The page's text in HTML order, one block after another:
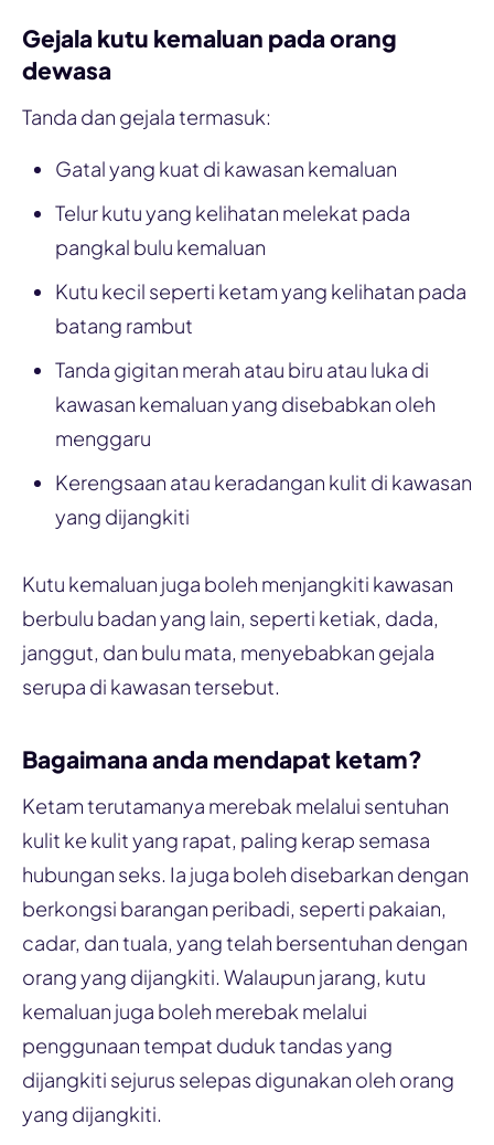
Gejala kutu kemaluan pada orang
dewasa
Tanda dan gejala termasuk:
Gatal yang kuat di kawasan kemaluan
Telur kutu yang kelihatan melekat pada
pangkal bulu kemaluan
Kutu kecil seperti ketam yang kelihatan pada
batang rambut
Tanda gigitan merah atau biru atau luka di
kawasan kemaluan yang disebabkan oleh
menggaru
Kerengsaan atau keradangan kulit di kawasan
yang dijangkiti
Kutu kemaluan juga boleh menjangkiti kawasan
berbulu badan yang lain, seperti ketiak, dada,
janggut, dan bulu mata, menyebabkan gejala
serupa di kawasan tersebut.
Bagaimana anda mendapat ketam?
Ketam terutamanya merebak melalui sentuhan
kulit ke kulit yang rapat, paling kerap semasa
hubungan seks. Ia juga boleh disebarkan dengan
berkongsi barangan peribadi, seperti pakaian,
cadar, dan tuala, yang telah bersentuhan dengan
orang yang dijangkiti. Walaupun jarang, kutu
kemaluan juga boleh merebak melalui
penggunaan tempat duduk tandas yang
dijangkiti sejurus selepas digunakan oleh orang
yang dijangkiti.